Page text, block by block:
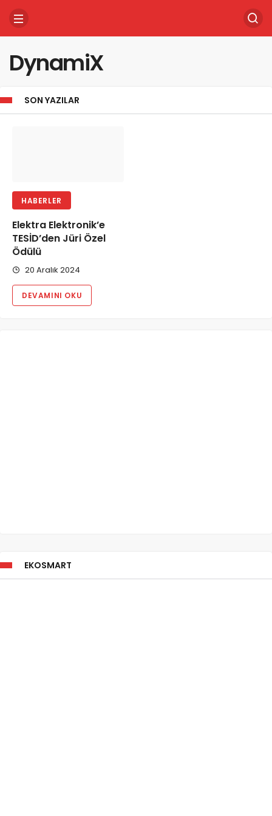
DynamiX
SON YAZILAR
HABERLER
Elektra Elektronik’e
TESİD’den Jüri Özel
Ödülü
20 Aralık 2024
DEVAMINI OKU
EKOSMART